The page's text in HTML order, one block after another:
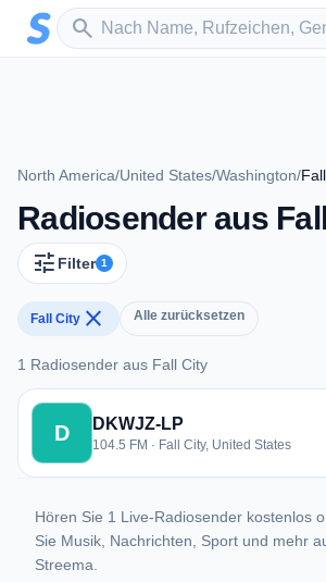
Zum Hauptinhalt springen
search
Sender suchen
North America/United States/Washington/
Radiosender aus
tune Filter 1
Fall City close Alle zurücksetzen
1 Radiosender aus Fall City
1 Radiosender aus Fall City
D DKWJZ-LP
104.5 FM · Fall City, United States
Hören Sie 1 Live-Radiosender kostenlos
Sie Musik, Nachrichten, Sport und mehr
Streema.